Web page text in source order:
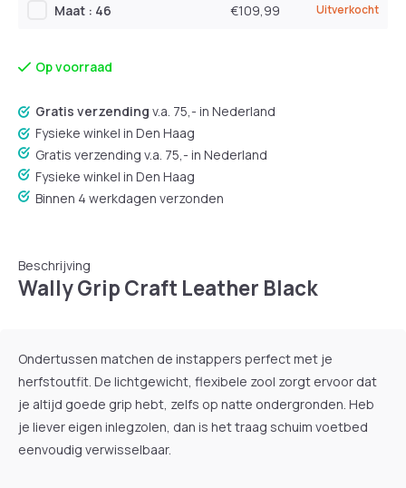
Maat : 46 €109,99 Uitverkocht
Op voorraad
Gratis verzending v.a. 75,- in Nederland
Fysieke winkel in Den Haag
Gratis verzending v.a. 75,- in Nederland
Fysieke winkel in Den Haag
Binnen 4 werkdagen verzonden
Beschrijving
Wally Grip Craft Leather Black
Ondertussen matchen de instappers perfect met je
herfstoutfit. De lichtgewicht, flexibele zool zorgt ervoor dat
je altijd goede grip hebt, zelfs op natte ondergronden. Heb
je liever eigen inlegzolen, dan is het traag schuim voetbed
eenvoudig verwisselbaar.